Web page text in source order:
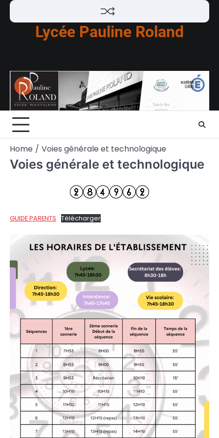
Skip
Lycée Pauline Roland
Home Voies générale et technologique
Voies générale et technologique
GUIDE PARENTS Télécharger